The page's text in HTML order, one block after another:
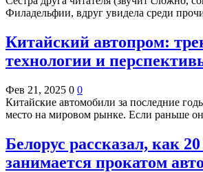
Филадельфии, вдруг увидела среди
Китайский автопром:
технологии и
Фев 21, 2025 0 0
Китайские автомобили за последние
место на мировом рынке. Если раньше
Белорус рассказал, как
занимается прокатом